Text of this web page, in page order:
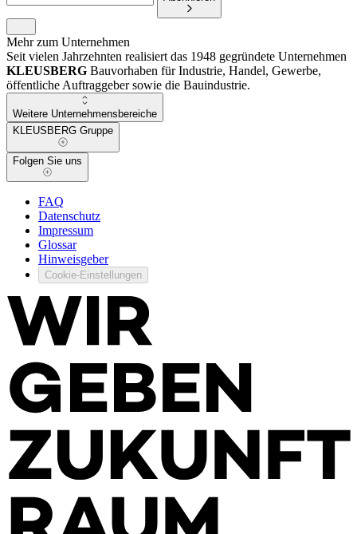
Mehr zum Unternehmen
Seit vielen Jahrzehnten realisiert das 1948 gegründete Unternehmen
KLEUSBERG Bauvorhaben für Industrie, Handel, Gewerbe,
öffentliche Auftraggeber sowie die Bauindustrie.
Weitere Unternehmensbereiche
KLEUSBERG Gruppe
Folgen Sie uns
FAQ
Datenschutz
Impressum
Glossar
Hinweisgeber
Cookie-Einstellungen